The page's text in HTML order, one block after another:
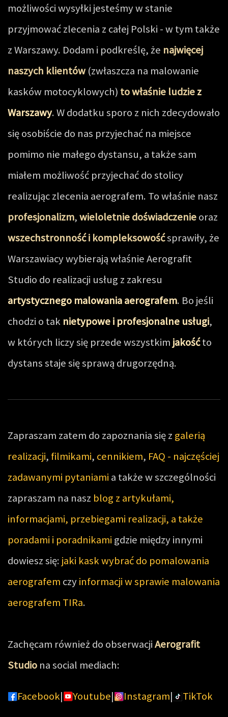
możliwości wysyłki jesteśmy w stanie
przyjmować zlecenia z całej Polski - w tym także
z Warszawy. Dodam i podkreślę, że najwięcej
naszych klientów(zwłaszcza na malowanie
kasków motocyklowych) to właśnie ludziez
Warszawy. W dodatku sporo z nich zdecydowało
się osobiście do nas przyjechać na miejsce
pomimo nie małego dystansu, a także sam
miałem możliwość przyjechać do stolicy
realizując zlecenia aerografem. To właśnie nasz
profesjonalizm,wieloletnie doświadczenieoraz
wszechstronność i kompleksowośćsprawiły, że
Warszawiacy wybierają właśnie Aerografit
Studio do realizacji usług z zakresu
artystycznego malowania aerografem. Bo jeśli
chodzi o tak nietypowe i profesjonalne usługi,
w których liczy się przede wszystkim jakośćto
dystans staje się sprawą drugorzędną.
Zapraszam zatem do zapoznania się z galerią
realizacji, filmikami, cennikiem, FAQ - najczęściej
zadawanymi pytaniami a także w szczególności
zapraszam na nasz blog z artykułami,
informacjami, przebiegami realizacji, a także
poradami i poradnikami gdzie między innymi
dowiesz się: jaki kask wybrać do pomalowania
aerografem czyinformacji w sprawie malowania
aerografem TIRa.
Zachęcam również do obserwacjiAerografit
Studio na social mediach:
Facebook| Youtube| Instagram| TikTok